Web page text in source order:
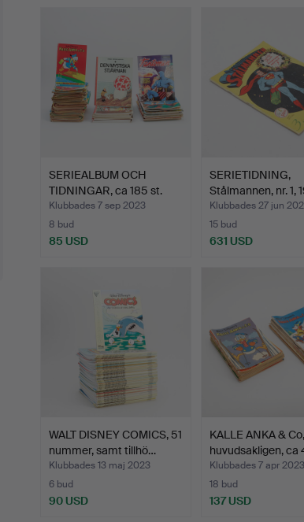
SERIEALBUM OCH
TIDNINGAR, ca 185 st.
Klubbades 7 sep 2023
8 bud
85 USD
SERIETIDNING,
Stålmannen, nr. 1,
Klubbades 27 jun
15 bud
631 USD
WALT DISNEY COMICS, 51
nummer, samt tillhö…
Klubbades 13 maj 2023
6 bud
90 USD
KALLE ANKA & Co,
huvudsakligen, ca
numm…
Klubbades 7 apr 2023
18 bud
137 USD